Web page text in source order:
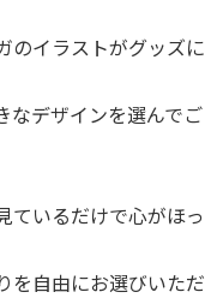
のイラストがグッズに
なデザインを選んでご
ているだけで心がほっ
を自由にお選びいただ